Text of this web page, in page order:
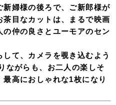
婦様の後ろで、ご新郎様が
目なカットは、まるで映画
仲の良さとユーモアのセン
て、カメラを覗き込むよう
ながらも、お二人の楽しそ
高におしゃれな1枚になり